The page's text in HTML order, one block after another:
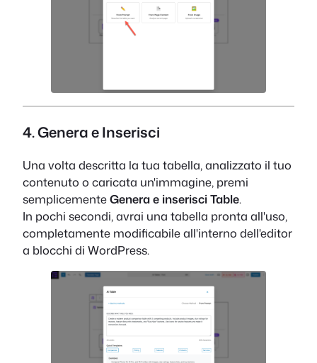
4. Genera e Inserisci
Una volta descritta la tua tabella, analizzato il tuo
contenuto o caricata un'immagine, premi
semplicementeGenera e inserisci Table.
In pochi secondi, avrai una tabella pronta all'uso,
completamente modificabile all'interno dell'editor
a blocchi di WordPress.